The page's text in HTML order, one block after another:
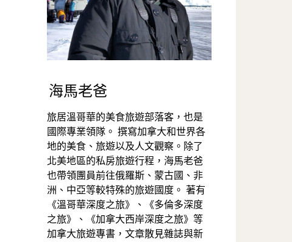
海馬老爸
旅居溫哥華的美食旅遊部落客，也是
國際專業領隊。 撰寫加拿大和世界各
地的美食、旅遊以及人文觀察。除了
北美地區的私房旅遊行程，海馬老爸
也帶領團員前往俄羅斯、蒙古國、非
洲、中亞等較特殊的旅遊國度。 著有
《溫哥華深度之旅》、《多倫多深度
之旅》、《加拿大西岸深度之旅》等
加拿大旅遊專書，文章散見雜誌與新